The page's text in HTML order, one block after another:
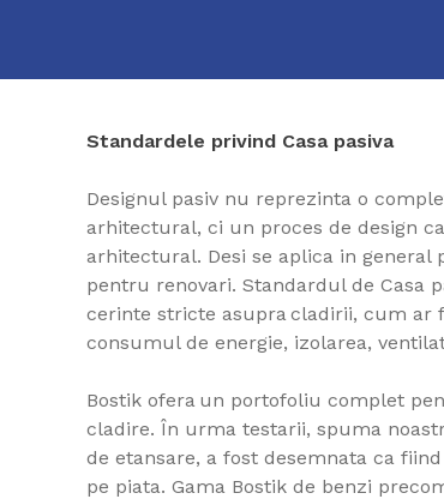
Standardele privind Casa pasiva
Designul pasiv nu reprezinta o
arhitectural, ci un proces de design
arhitectural. Desi se aplica in
pentru renovari. Standardul de Casa
cerinte stricte asupra cladirii, cum ar
consumul de energie, izolarea,
Bostik ofera un portofoliu complet
cladire. În urma testarii, spuma
de etansare, a fost desemnata ca
pe piata. Gama Bostik de benzi